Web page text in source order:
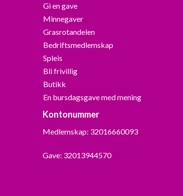
Gi en gave
Minnegaver
Grasrotandelen
Bedriftsmedlemskap
Spleis
Bli frivillig
Butikk
En bursdagsgave med mening
Kontonummer
Medlemskap: 32016660093
Gave: 32013944570